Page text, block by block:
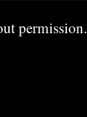
permission.